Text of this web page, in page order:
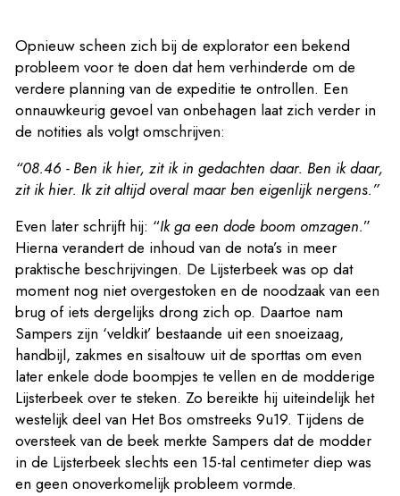
Opnieuw scheen zich bij de explorator een bekend
probleem voor te doen dat hem verhinderde om de
verdere planning van de expeditie te ontrollen. Een
onnauwkeurig gevoel van onbehagen laat zich verder in
de notities als volgt omschrijven:
“08.46 - Ben ik hier, zit ik in gedachten daar. Ben ik daar,
zit ik hier. Ik zit altijd overal maar ben eigenlijk nergens.”
Even later schrijft hij: “Ik ga een dode boom omzagen.”
Hierna verandert de inhoud van de nota’s in meer
praktische beschrijvingen. De Lijsterbeek was op dat
moment nog niet overgestoken en de noodzaak van een
brug of iets dergelijks drong zich op. Daartoe nam
Sampers zijn ‘veldkit’ bestaande uit een snoeizaag,
handbijl, zakmes en sisaltouw uit de sporttas om even
later enkele dode boompjes te vellen en de modderige
Lijsterbeek over te steken. Zo bereikte hij uiteindelijk het
westelijk deel van Het Bos omstreeks 9u19. Tijdens de
oversteek van de beek merkte Sampers dat de modder
in de Lijsterbeek slechts een 15-tal centimeter diep was
en geen onoverkomelijk probleem vormde.